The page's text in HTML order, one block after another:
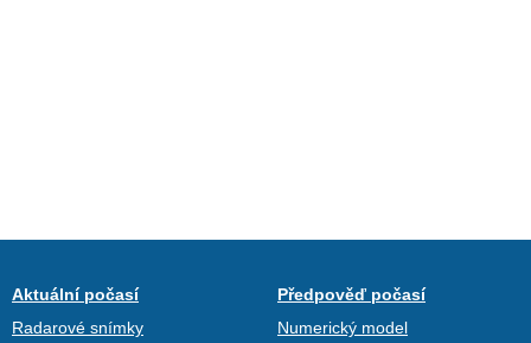
Aktuální počasí
Radarové snímky
Předpověď počasí
Numerický model